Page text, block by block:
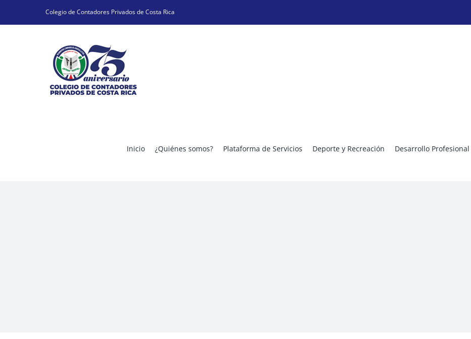
Colegio de Contadores Privados de Costa Rica
Inicio ¿Quiénes somos? Plataforma de Servicios Deporte y Recreación Desarrollo Profesional